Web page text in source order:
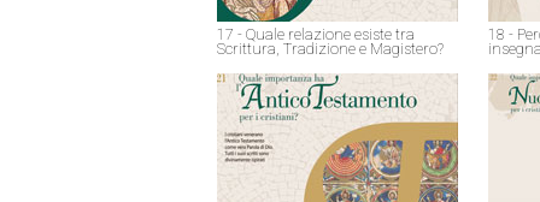
17 - Quale relazione esiste tra
Scrittura, Tradizione e Magistero?
18 -